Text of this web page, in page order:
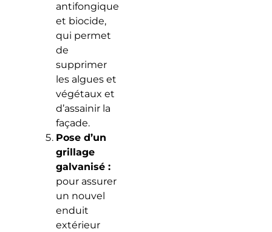
antifongique
et biocide,
qui permet
de
supprimer
les algues et
végétaux et
d’assainir la
façade.
Pose d’un
grillage
galvanisé :
pour assurer
un nouvel
enduit
extérieur